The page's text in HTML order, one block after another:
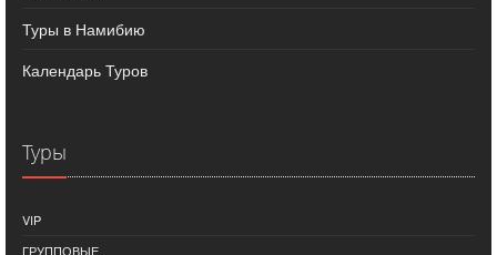
Туры в Намибию
Календарь Туров
Туры
VIP
ГРУППОВЫЕ